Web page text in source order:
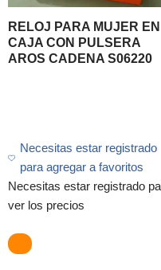
RELOJ PARA MUJER EN
CAJA CON PULSERA
AROS CADENA S06220
Necesitas estar registrado
para agregar a favoritos
Necesitas estar registrado
ver los precios